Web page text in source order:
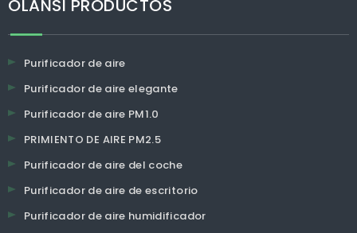
OLANSI PRODUCTOS
Purificador de aire
Purificador de aire elegante
Purificador de aire PM1.0
PRIMIENTO DE AIRE PM2.5
Purificador de aire del coche
Purificador de aire de escritorio
Purificador de aire humidificador